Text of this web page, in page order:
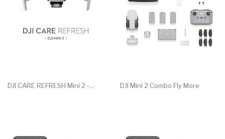
DJI CARE REFRESH Mini 2 -... DJI Mini 2 Combo Fly More